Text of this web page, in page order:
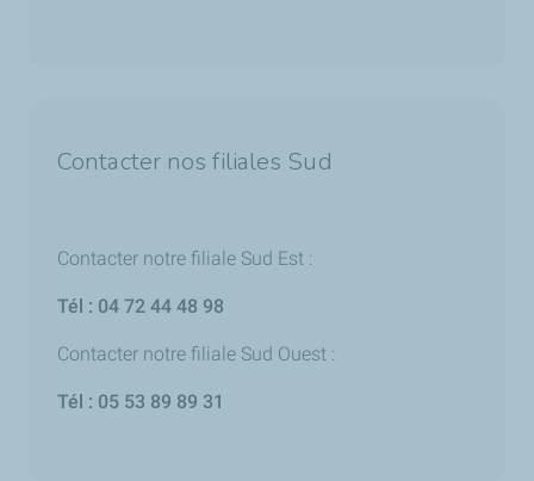
Contacter nos filiales Sud
Contacter notre filiale Sud Est :
Tél : 04 72 44 48 98
Contacter notre filiale Sud Ouest :
Tél : 05 53 89 89 31